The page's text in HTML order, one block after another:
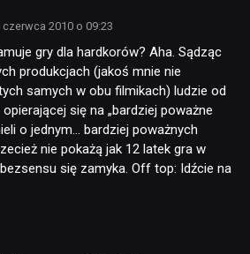
czerwca 2010 o 09:23
gry dla hardkorów? Aha. Sądząc
produkcjach (jakoś mnie nie
samych w obu filmikach) ludzie od
opierającej się na „bardziej poważne
o jednym… bardziej poważnych
nie pokażą jak 12 latek gra w
bezsensu się zamyka. Off top: Idźcie na